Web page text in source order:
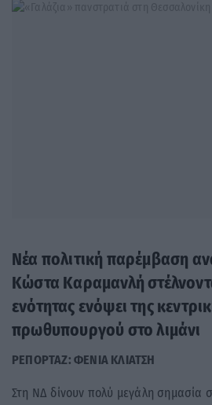
Νέα πολιτική παρέμβαση
Κώστα Καραμανλή
ενότητας ενόψει της
πρωθυπουργού στο λιμάνι
ΡΕΠΟΡΤΑΖ: ΦΕΝΙΑ ΚΛΙΑΤΣΗ
Στη ΝΔ δίνουν πολύ μεγάλη σημασία